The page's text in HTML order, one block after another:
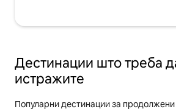
Дестинации што треба
истражите
Популарни дестинации за